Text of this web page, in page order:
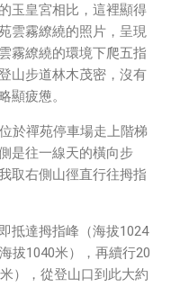
玉皇宮相比，這裡顯得
雲霧繚繞的照片，呈現
霧繚繞的環境下爬五指
山步道林木茂密，沒有
顯疲憊。
於禪苑停車場走上階梯
是往一線天的橫向步
取右側山徑直行往拇指
抵達拇指峰（海拔1024
拔1040米），再續行20
），從登山口到此大約